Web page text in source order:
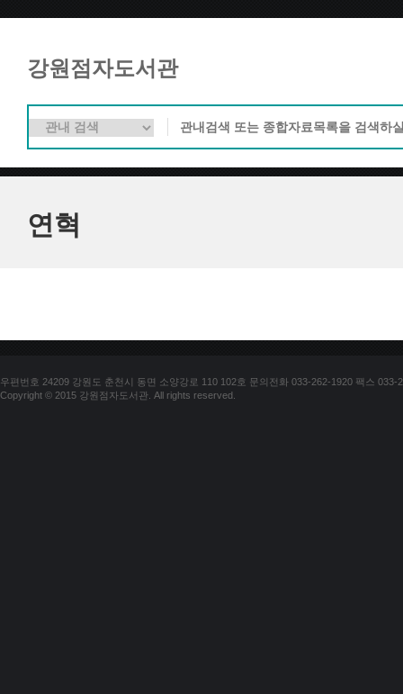
강원점자도서관
연혁
우편번호 24209 강원도 춘천시 동면 소양강로 110 102호 문의전화 033-262-1920 팩스 033-
Copyright © 2015 강원점자도서관. All rights reserved.